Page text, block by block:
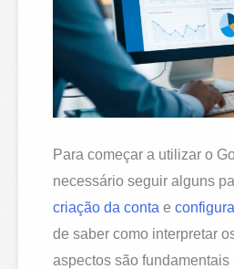
Para começar a utilizar o
necessário seguir alguns
criação da conta e
de saber como interpretar
aspectos são